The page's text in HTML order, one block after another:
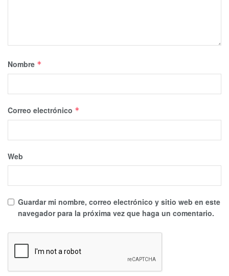
Nombre *
Correo electrónico *
Web
Guardar mi nombre, correo electrónico y sitio web en este
navegador para la próxima vez que haga un comentario.